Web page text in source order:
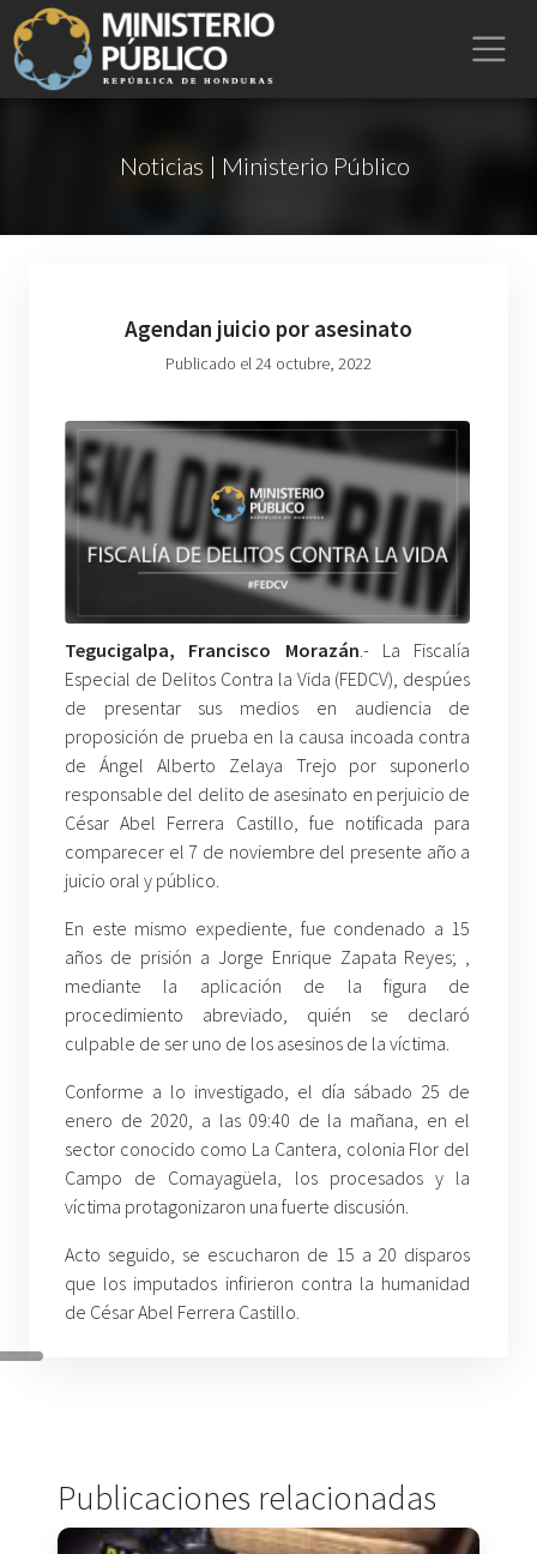
Noticias | Ministerio Público
Agendan juicio por asesinato
Publicado el 24 octubre, 2022
Tegucigalpa, Francisco Morazán.- La Fiscalía
Especial de Delitos Contra la Vida (FEDCV), despúes
de presentar sus medios en audiencia de
proposición de prueba en la causa incoada contra
de Ángel Alberto Zelaya Trejo por suponerlo
responsable del delito de asesinato en perjuicio de
César Abel Ferrera Castillo, fue notificada para
comparecer el 7 de noviembre del presente año a
juicio oral y público.
En este mismo expediente, fue condenado a 15
años de prisión a Jorge Enrique Zapata Reyes; ,
mediante la aplicación de la figura de
procedimiento abreviado, quién se declaró
culpable de ser uno de los asesinos de la víctima.
Conforme a lo investigado, el día sábado 25 de
enero de 2020, a las 09:40 de la mañana, en el
sector conocido como La Cantera, colonia Flor del
Campo de Comayagüela, los procesados y la
víctima protagonizaron una fuerte discusión.
Acto seguido, se escucharon de 15 a 20 disparos
que los imputados infirieron contra la humanidad
de César Abel Ferrera Castillo.
Publicaciones relacionadas